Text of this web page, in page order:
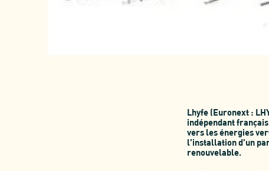
Lhyfe (Euronext :
indépendant
vers les énergies
l’installation d’un
renouvelable.